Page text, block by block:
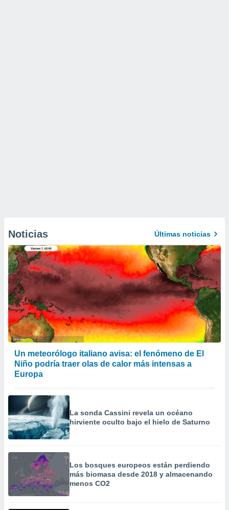
Noticias Últimas noticias
Un meteorólogo italiano avisa: el fenómeno de El
Niño podría traer olas de calor más intensas a
Europa
La sonda Cassini revela un océano
hirviente oculto bajo el hielo de Saturno
Los bosques europeos están perdiendo
más biomasa desde 2018 y almacenando
menos CO2